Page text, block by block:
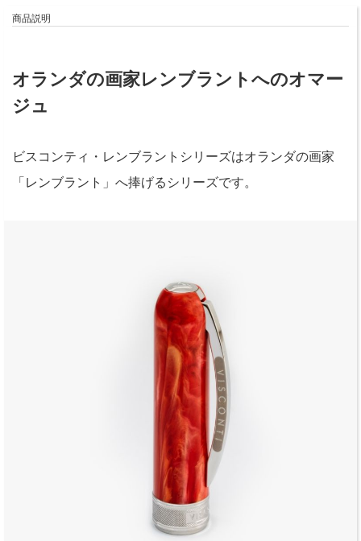
商品説明
オランダの画家レンブラントへのオマー
ジュ
ビスコンティ・レンブラントシリーズはオランダの画家
「レンブラント」へ捧げるシリーズです。